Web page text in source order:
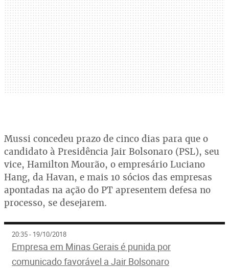
Mussi concedeu prazo de cinco dias para que o
candidato à Presidência Jair Bolsonaro (PSL), seu
vice, Hamilton Mourão, o empresário Luciano
Hang, da Havan, e mais 10 sócios das empresas
apontadas na ação do PT apresentem defesa no
processo, se desejarem.
20:35 - 19/10/2018
Empresa em Minas Gerais é punida por
comunicado favorável a Jair Bolsonaro